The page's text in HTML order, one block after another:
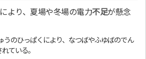
より、夏場や冬場の電力不足が懸念
うのひっぱくにより、なつばやふゆばのでん
ている。